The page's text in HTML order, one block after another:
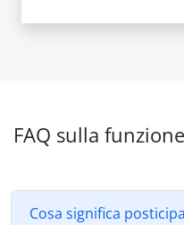
FAQ sulla
Cosa significa